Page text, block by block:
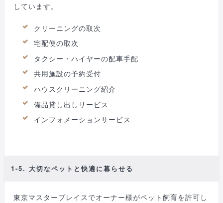
しています。
クリーニングの取次
宅配便の取次
タクシー・ハイヤーの配車手配
共用施設の予約受付
ハウスクリーニング紹介
備品貸し出しサービス
インフォメーションサービス
1-5. 大切なペットと快適に暮らせる
東京マスタープレイスでオーナー様がペット飼育を許可し